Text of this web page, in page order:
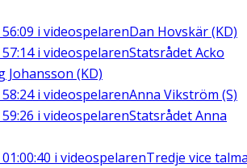
56:09 i videospelarenDan Hovskär (KD)
57:14i videospelarenStatsrådet Acko
Johansson (KD)
58:24i videospelarenAnna Vikström (S)
59:26 i videospelarenStatsrådet Anna
01:00:40 i videospelarenTredje vice